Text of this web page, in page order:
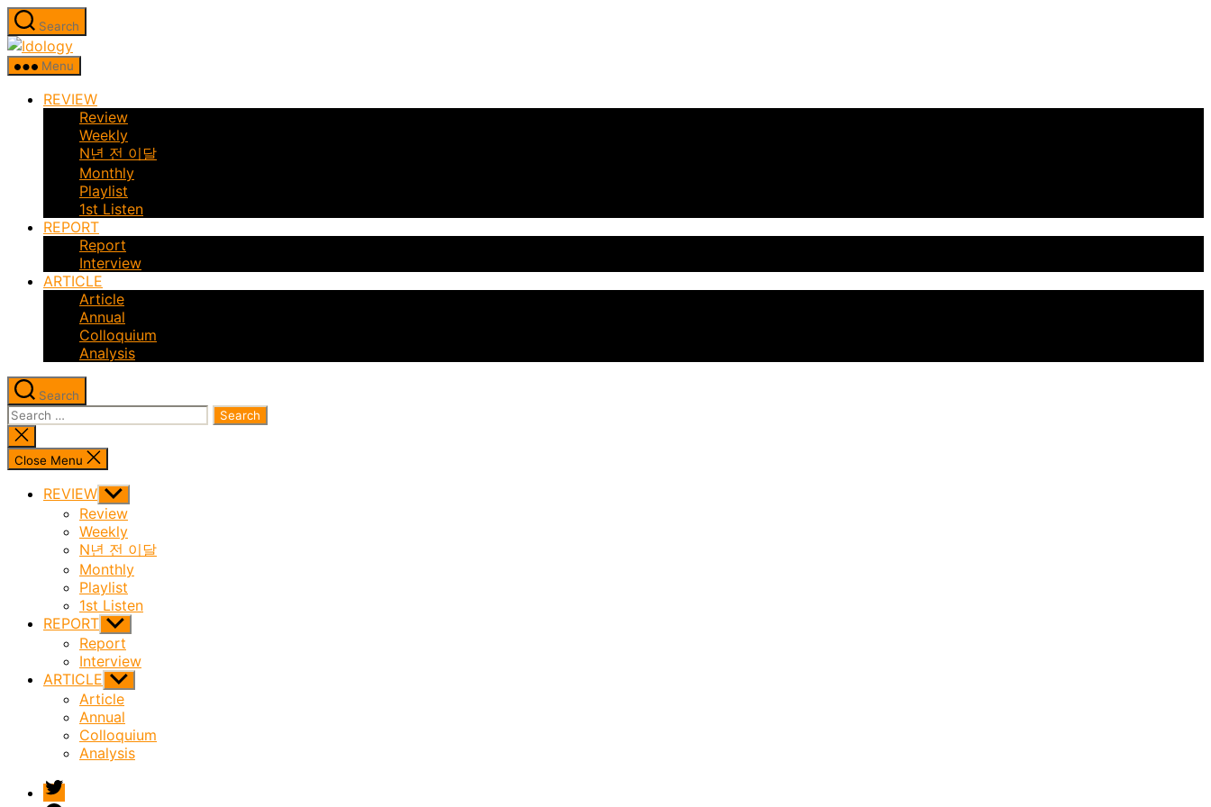
Skip
to
the
content
Search
Idology
Menu
REVIEW
Review
Weekly
N년 전 이달
Monthly
Playlist
1st Listen
REPORT
Report
Interview
ARTICLE
Article
Annual
Colloquium
Analysis
Search
Search
for:
Close
search
Close Menu
REVIEW Show
sub
menu
Review
Weekly
N년 전 이달
Monthly
Playlist
1st Listen
REPORT Show
sub
menu
Report
Interview
ARTICLE Show
sub
menu
Article
Annual
Colloquium
Analysis
twitter